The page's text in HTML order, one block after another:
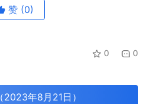
赞 (0)
0 0
年8月21日）